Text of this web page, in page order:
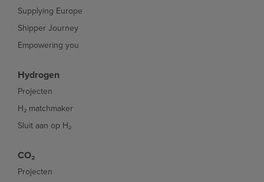
Supplying Europe
Shipper Journey
Empowering you
Hydrogen
Projecten
H₂ matchmaker
Sluit aan op H₂
CO₂
Projecten